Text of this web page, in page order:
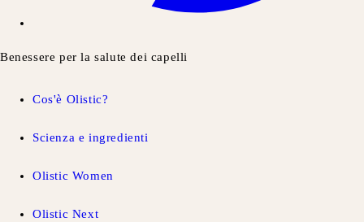
Benessere per la salute dei capelli
Cos'è Olistic?
Scienza e ingredienti
Olistic Women
Olistic Next